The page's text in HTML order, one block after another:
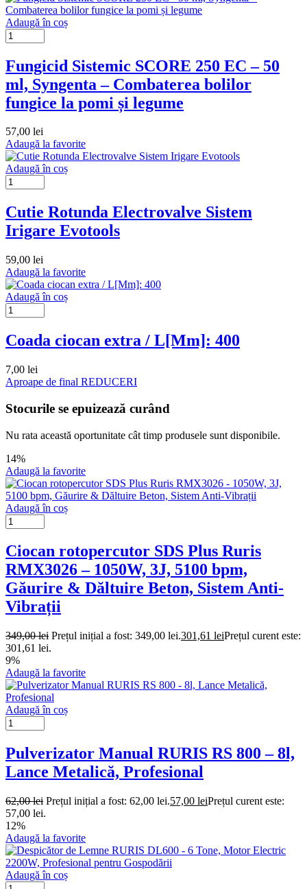
Adaugă în coș
Fungicid Sistemic SCORE 250 EC – 50
ml, Syngenta – Combaterea bolilor
fungice la pomi și legume
57,00 lei
Adaugă la favorite
Adaugă în coș
Cutie Rotunda Electrovalve Sistem
Irigare Evotools
59,00 lei
Adaugă la favorite
Adaugă în coș
Coada ciocan extra / L[Mm]: 400
7,00 lei
Aproape de final REDUCERI
Stocurile se epuizează curând
Nu rata această oportunitate cât timp produsele sunt disponibile.
14%
Adaugă la favorite
Adaugă în coș
Ciocan rotopercutor SDS Plus Ruris
RMX3026 – 1050W, 3J, 5100 bpm,
Găurire & Dăltuire Beton, Sistem Anti-
Vibrații
349,00lei Prețul inițial a fost: 349,00 lei.301,61 leiPrețul curent este:
301,61 lei.
9%
Adaugă la favorite
Adaugă în coș
Pulverizator Manual RURIS RS 800 – 8l,
Lance Metalică, Profesional
62,00lei Prețul inițial a fost: 62,00 lei.57,00 leiPrețul curent este:
57,00 lei.
12%
Adaugă la favorite
Adaugă în coș